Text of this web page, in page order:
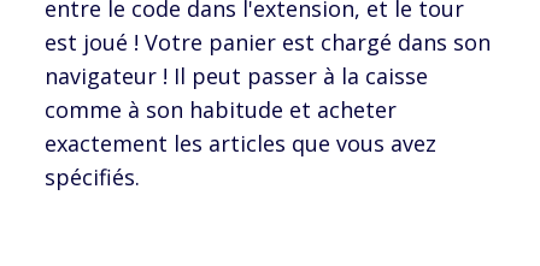
entre le code dans l'extension, et le tour
est joué ! Votre panier est chargé dans son
navigateur ! Il peut passer à la caisse
comme à son habitude et acheter
exactement les articles que vous avez
spécifiés.